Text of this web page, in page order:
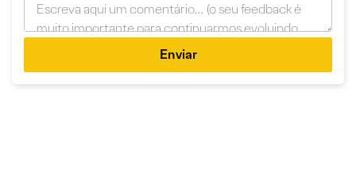
Enviar